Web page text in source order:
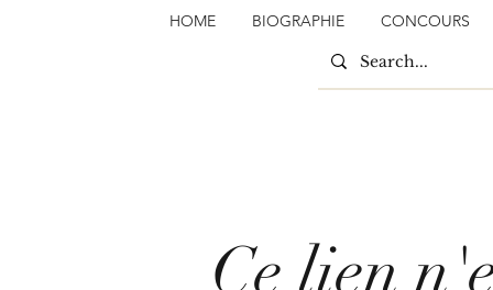
HOME BIOGRAPHIE CONCOURS
Ce lien